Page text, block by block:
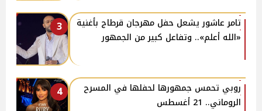
3
تامر عاشور يشعل حفل مهرجان قرطاج بأغنية
«الله أعلم».. وتفاعل كبير من الجمهور
4
روبي تحمس جمهورها لحفلها في المسرح
الروماني.. 21 أغسطس